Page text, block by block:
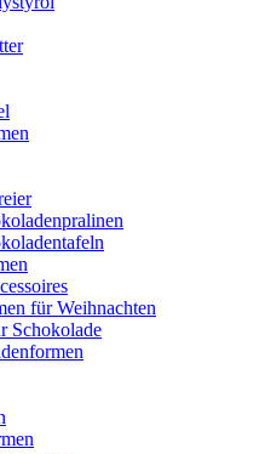
für Weihnachten
Schokolade